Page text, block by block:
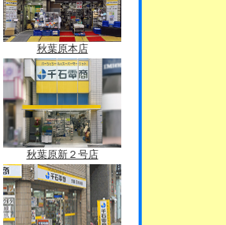
秋葉原本店
秋葉原新２号店